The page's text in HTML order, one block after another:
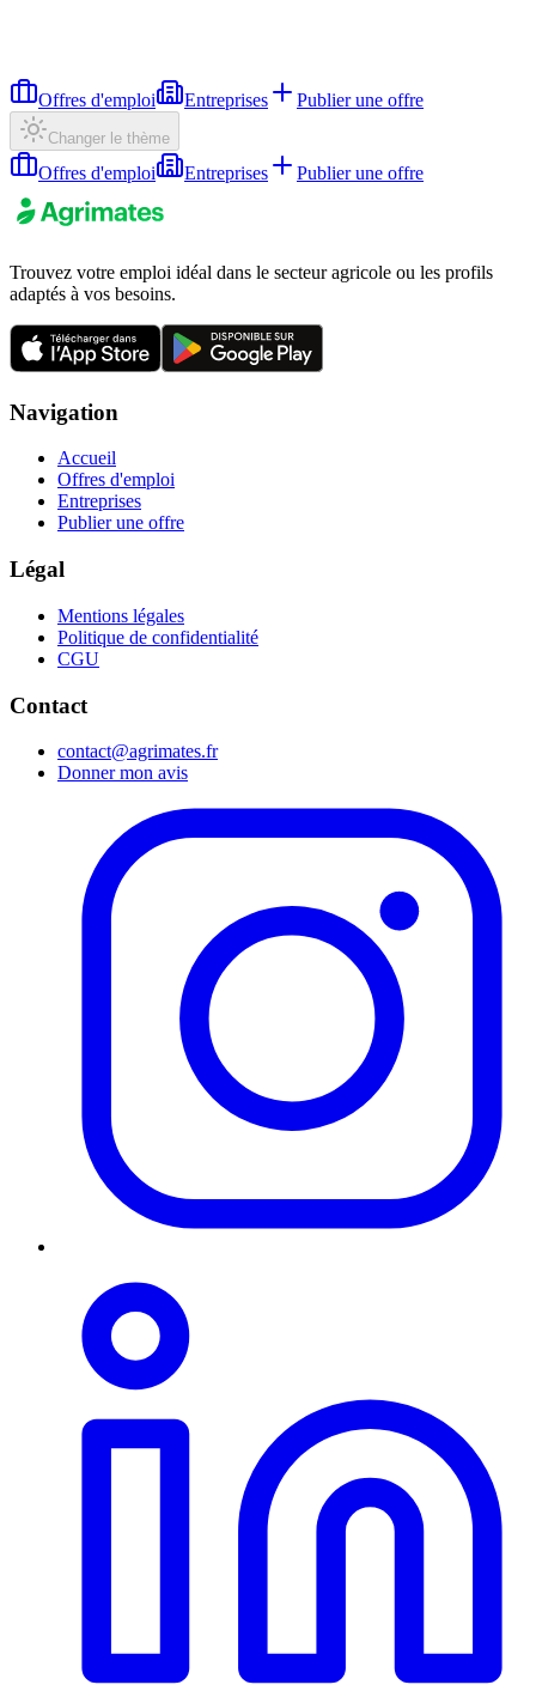
Offres d'emploi Entreprises Publier une offre
Changer le thème
Offres d'emploi Entreprises Publier une offre
Trouvez votre emploi idéal dans le secteur agricole ou les profils
adaptés à vos besoins.
Navigation
Accueil
Offres d'emploi
Entreprises
Publier une offre
Légal
Mentions légales
Politique de confidentialité
CGU
Contact
contact@agrimates.fr
Donner mon avis